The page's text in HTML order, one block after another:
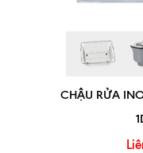
CHẬU RỬA